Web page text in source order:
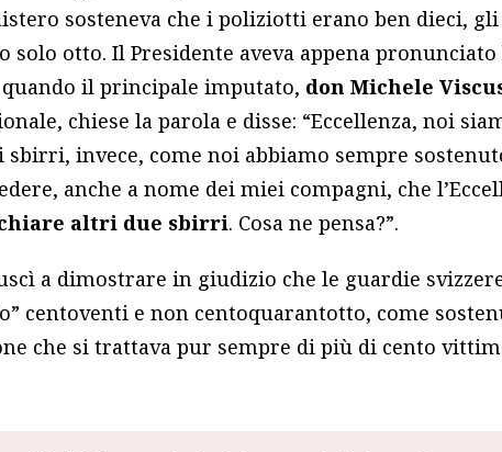
sosteneva che i poliziotti erano ben dieci, gli
solo otto. Il Presidente aveva appena pronunciato
il principale imputato, don Michele
chiese la parola e disse: “Eccellenza, noi
sbirri, invece, come noi abbiamo sempre
anche a nome dei miei compagni, che
altri due sbirri. Cosa ne pensa?”.
a dimostrare in giudizio che le guardie
centoventi e non centoquarantotto, come
che si trattava pur sempre di più di cento